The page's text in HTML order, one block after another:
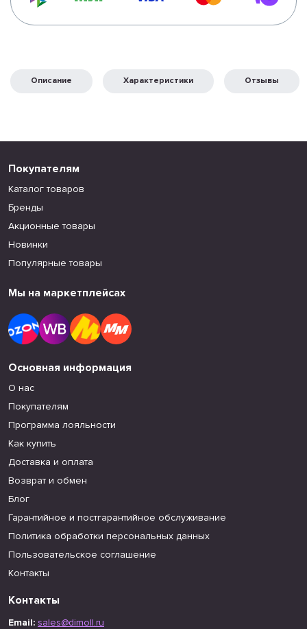
Описание Характеристики Отзывы
Покупателям
Каталог товаров
Бренды
Акционные товары
Новинки
Популярные товары
Мы на маркетплейсах
Основная информация
О нас
Покупателям
Программа лояльности
Как купить
Доставка и оплата
Возврат и обмен
Блог
Гарантийное и постгарантийное обслуживание
Политика обработки персональных данных
Пользовательское соглашение
Контакты
Контакты
Email: sales@dimoll.ru